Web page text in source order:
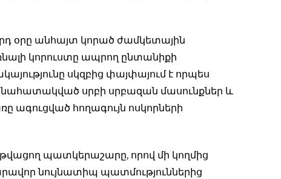
օրը անհայտ կորած ժամկետային
կորուստը ապրող ընտանիքի
սկզբից փայփայում է որպես
նահատակված սրբի սրբազան մասունքներ և
ագուցված հողագույն ոսկորների
պատկերաշարը, որով մի կողմից
նույնատիպ պատմություններից